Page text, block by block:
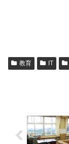
教育 IT